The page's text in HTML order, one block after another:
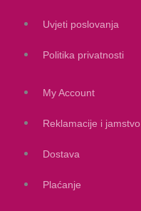
Uvjeti poslovanja
Politika privatnosti
My Account
Reklamacije i jamstvo
Dostava
Plaćanje